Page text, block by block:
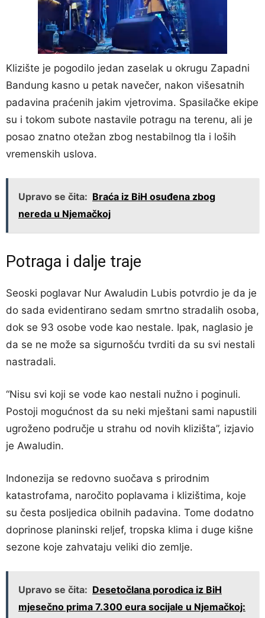
Klizište je pogodilo jedan zaselak u okrugu Zapadni
Bandung kasno u petak navečer, nakon višesatnih
padavina praćenih jakim vjetrovima. Spasilačke ekipe
su i tokom subote nastavile potragu na terenu, ali je
posao znatno otežan zbog nestabilnog tla i loših
vremenskih uslova.
Upravo se čita: Braća iz BiH osuđena zbog
nereda u Njemačkoj
Potraga i dalje traje
Seoski poglavar Nur Awaludin Lubis potvrdio je da je
do sada evidentirano sedam smrtno stradalih osoba,
dok se 93 osobe vode kao nestale. Ipak, naglasio je
da se ne može sa sigurnošću tvrditi da su svi nestali
nastradali.
“Nisu svi koji se vode kao nestali nužno i poginuli.
Postoji mogućnost da su neki mještani sami napustili
ugroženo područje u strahu od novih klizišta”, izjavio
je Awaludin.
Indonezija se redovno suočava s prirodnim
katastrofama, naročito poplavama i klizištima, koje
su česta posljedica obilnih padavina. Tome dodatno
doprinose planinski reljef, tropska klima i duge kišne
sezone koje zahvataju veliki dio zemlje.
Upravo se čita: Desetočlana porodica iz BiH
mjesečno prima 7.300 eura socijale u Njemačkoj: